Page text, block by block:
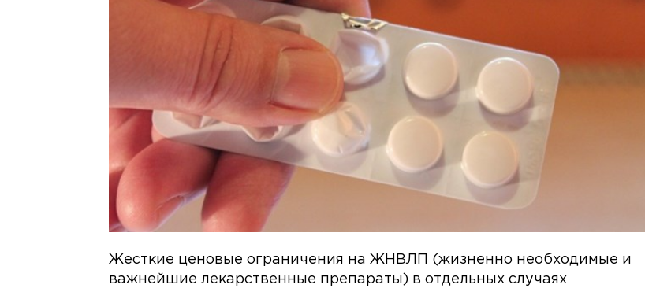
Жесткие ценовые ограничения на ЖНВЛП (жизненно необходимые и
важнейшие лекарственные препараты) в отдельных случаях